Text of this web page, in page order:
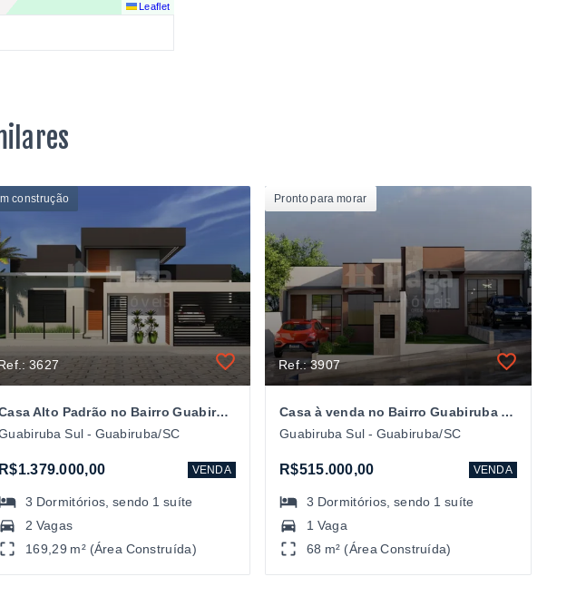
Leaflet
construção
3627
Casa Alto Padrão no Bairro Guabiruba Sul em Guabiruba/SC
Sul - Guabiruba/SC
R$1.379.000,00 VENDA
3 Dormitórios , sendo 1 suíte
2 Vagas
169,29 m² (Área Construída)
Pronto para morar
Ref.: 3907
Casa à venda no Bairro Guabiruba Sul em Guabiruba/SC
Guabiruba Sul - Guabiruba/SC
R$515.000,00 VENDA
3 Dormitórios , sendo 1 suíte
1 Vaga
68 m² (Área Construída)